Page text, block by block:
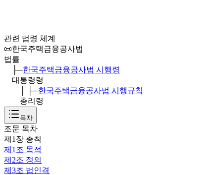
관련 법령 체계
📜한국주택금융공사법
법률
├─한국주택금융공사법 시행령
대통령령
│ ├─한국주택금융공사법 시행규칙
총리령
목차
조문 목차
제1장 총칙
제1조 목적
제2조 정의
제3조 법인격